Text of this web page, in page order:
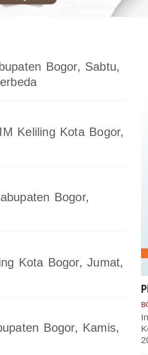
Bogor, Sabtu,
Keliling Kota Bogor,
Bogor,
Kota Bogor, Jumat,
Bogor, Kamis,